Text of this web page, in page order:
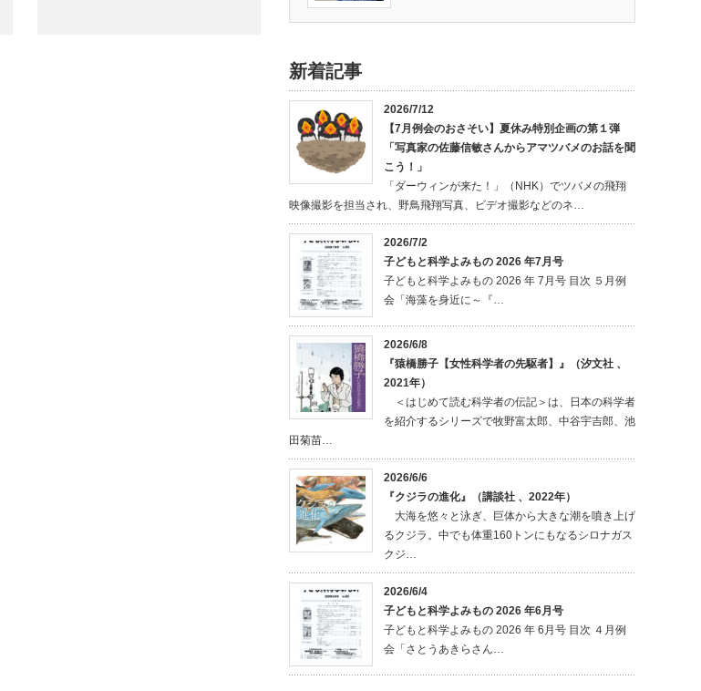
新着記事
2026/7/12
【7月例会のおさそい】夏休み特別企画の第１弾
「写真家の佐藤信敏さんからアマツバメのお話を聞
こう！」
「ダーウィンが来た！」（NHK）でツバメの飛翔
映像撮影を担当され、野鳥飛翔写真、ビデオ撮影などのネ…
2026/7/2
子どもと科学よみもの 2026 年7月号
子どもと科学よみもの 2026 年 7月号 目次 ５月例
会「海藻を身近に～『…
2026/6/8
『猿橋勝子【女性科学者の先駆者】』（汐文社 、
2021年）
＜はじめて読む科学者の伝記＞は、日本の科学者
を紹介するシリーズで牧野富太郎、中谷宇吉郎、池
田菊苗…
2026/6/6
『クジラの進化』（講談社 、2022年）
大海を悠々と泳ぎ、巨体から大きな潮を噴き上げ
るクジラ。中でも体重160トンにもなるシロナガス
クジ…
2026/6/4
子どもと科学よみもの 2026 年6月号
子どもと科学よみもの 2026 年 6月号 目次 ４月例
会「さとうあきらさん…